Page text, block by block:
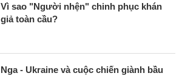
Vì sao "Người nhện" chinh phục khán
giả toàn cầu?
Nga - Ukraine và cuộc chiến giành bầu